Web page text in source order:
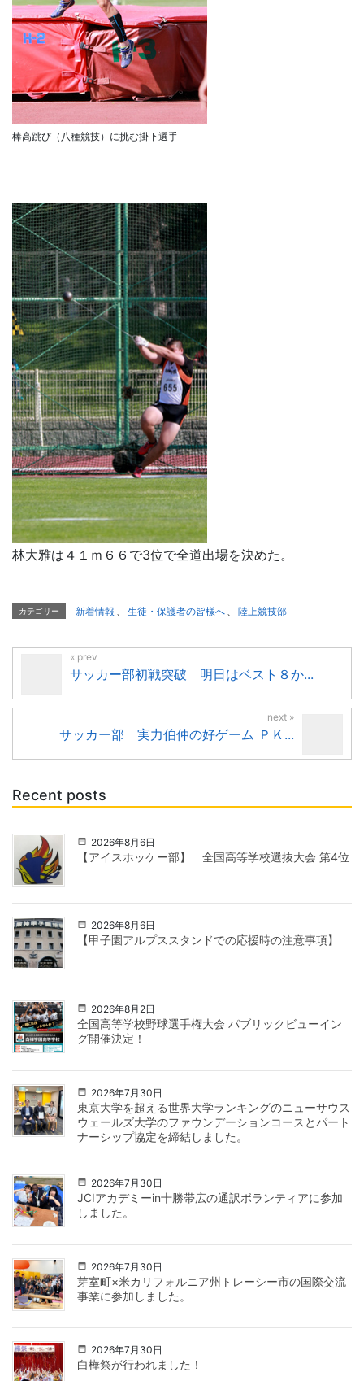
棒高跳び（八種競技）に挑む掛下選手
林大雅は４１ｍ６６で3位で全道出場を決めた。
カテゴリー 新着情報 、 生徒・保護者の皆様へ 、 陸上競技部
サッカー部初戦突破 明日はベスト８か...
サッカー部 実力伯仲の好ゲーム ＰＫ...
Recent posts
2026年8月6日
【アイスホッケー部】 全国高等学校選抜大会 第4位
2026年8月6日
【甲子園アルプススタンドでの応援時の注意事項】
2026年8月2日
全国高等学校野球選手権大会 パブリックビューイン
グ開催決定！
2026年7月30日
東京大学を超える世界大学ランキングのニューサウス
ウェールズ大学のファウンデーションコースとパート
ナーシップ協定を締結しました。
2026年7月30日
JCIアカデミーin十勝帯広の通訳ボランティアに参加
しました。
2026年7月30日
芽室町×米カリフォルニア州トレーシー市の国際交流
事業に参加しました。
2026年7月30日
白樺祭が行われました！